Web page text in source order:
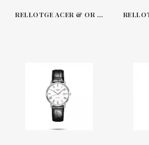
RELLOTGE ACER & OR ROSA XAPAT 29 MM THE ELEGANT COLLECTION LONGINES L4310SWG